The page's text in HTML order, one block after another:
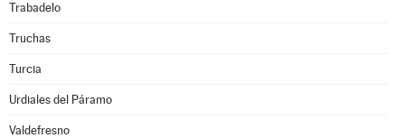
Trabadelo
Truchas
Turcia
Urdiales del Páramo
Valdefresno